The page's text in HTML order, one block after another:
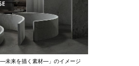
未来を描く素材―」のイメージ